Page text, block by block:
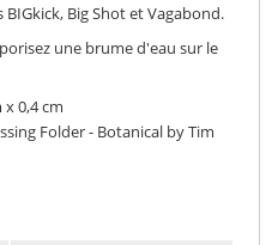
Big Shot et Vagabond.
une brume d'eau sur le
x 0,4 cm
Folder - Botanical by Tim